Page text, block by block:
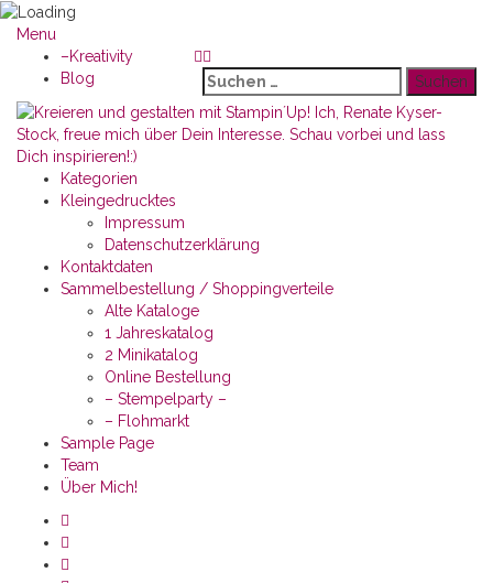
Menu
Suchen
nach:
–Kreativity
Blog
Kategorien
Kleingedrucktes
Impressum
Datenschutzerklärung
Kontaktdaten
Sammelbestellung / Shoppingverteile
Alte Kataloge
1 Jahreskatalog
2 Minikatalog
Online Bestellung
– Stempelparty –
– Flohmarkt
Sample Page
Team
Über Mich!